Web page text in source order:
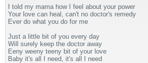
I told my mama how I feel about your power
Your love can heal, can't no doctor's remedy
Ever do what you do for me
Just a little bit of you every day
Will surely keep the doctor away
Eeny weeny teeny bit of your love
Baby it's all I need, it's all I need